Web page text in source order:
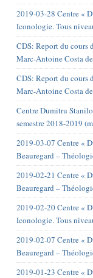
2019-03-28 Centre «
Iconologie. Tous
CDS: Report du cours
Marc-Antoine Costa
CDS: Report du cours
Marc-Antoine Costa
Centre Dumitru
semestre 2018-2019
2019-03-07 Centre «
Beauregard –
2019-02-21 Centre «
Beauregard –
2019-02-20 Centre «
Iconologie. Tous
2019-02-07 Centre «
Beauregard –
2019-01-23 Centre «